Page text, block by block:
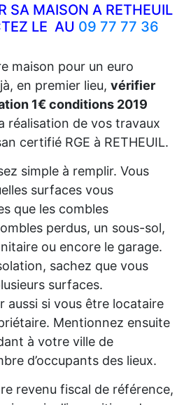
SA MAISON A RETHEUIL
LE AU 09 77 77 36
maison pour un euro
en premier lieu, vérifier
1€ conditions 2019
réalisation de vos travaux
certifié RGE à RETHEUIL.
simple à remplir. Vous
surfaces vous
que les combles
perdus, un sous-sol,
ou encore le garage.
sachez que vous
surfaces.
aussi si vous être locataire
Mentionnez ensuite
à votre ville de
d’occupants des lieux.
revenu fiscal de référence,